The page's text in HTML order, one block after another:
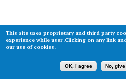
This site uses proprietary and third party
experience while user.Clicking on any link
our use of cookies.
OK, I agree No,